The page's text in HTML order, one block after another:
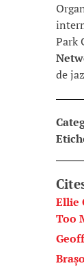
Park
de
Ellie
Too